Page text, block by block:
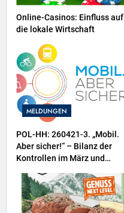
Online-Casinos: Einfluss auf
die lokale Wirtschaft
MELDUNGEN
POL-HH: 260421-3. „Mobil.
Aber sicher!“ – Bilanz der
Kontrollen im März und
Schwerpunktthema im April